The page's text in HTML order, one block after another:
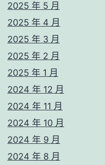
2025 年 5 月
2025 年 4 月
2025 年 3 月
2025 年 2 月
2025 年 1 月
2024 年 12 月
2024 年 11 月
2024 年 10 月
2024 年 9 月
2024 年 8 月